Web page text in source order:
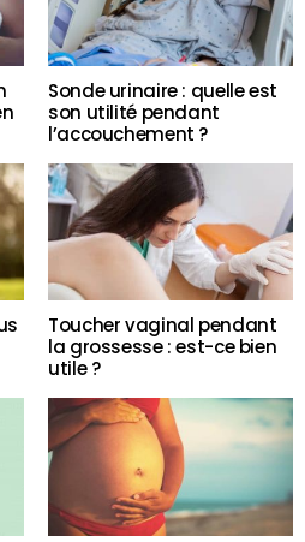
Sonde urinaire : quelle est
son utilité pendant
l’accouchement ?
Toucher vaginal pendant
la grossesse : est-ce bien
utile ?